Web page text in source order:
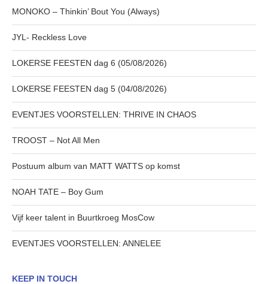
MONOKO – Thinkin’ Bout You (Always)
JYL- Reckless Love
LOKERSE FEESTEN dag 6 (05/08/2026)
LOKERSE FEESTEN dag 5 (04/08/2026)
EVENTJES VOORSTELLEN: THRIVE IN CHAOS
TROOST – Not All Men
Postuum album van MATT WATTS op komst
NOAH TATE – Boy Gum
Vijf keer talent in Buurtkroeg MosCow
EVENTJES VOORSTELLEN: ANNELEE
KEEP IN TOUCH